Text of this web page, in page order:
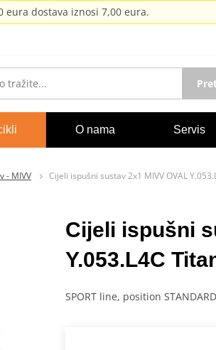
eura dostava iznosi 7,00 eura.
O nama Servis
- MIVV Cijeli ispušni sustav 2x1 MIVV OVAL
Cijeli ispušni
Y.053.L4C
SPORT line, position